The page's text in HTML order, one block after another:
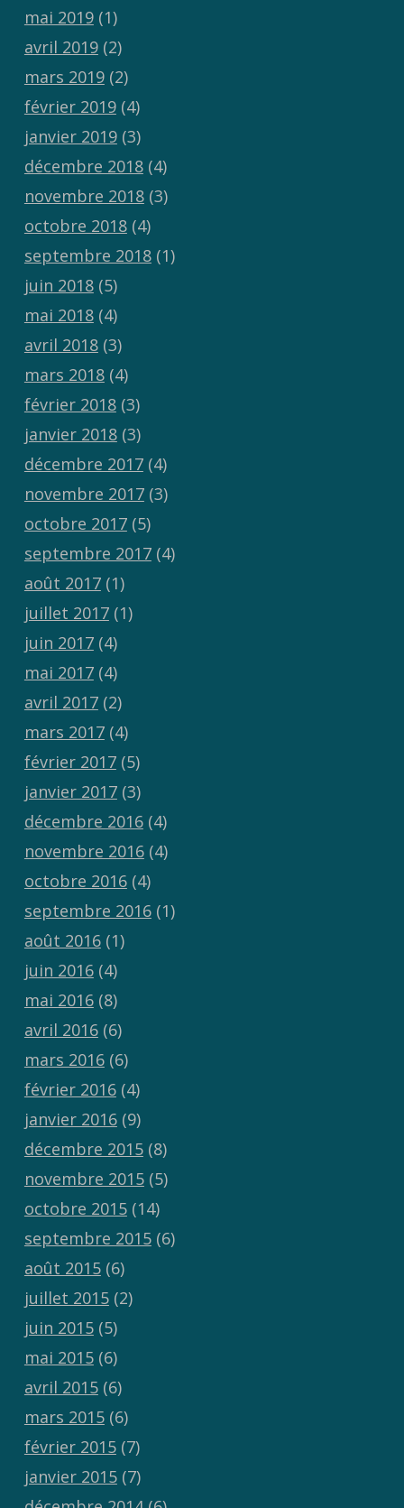
mai 2019(1)
avril 2019(2)
mars 2019(2)
février 2019(4)
janvier 2019(3)
décembre 2018(4)
novembre 2018(3)
octobre 2018(4)
septembre 2018(1)
juin 2018(5)
mai 2018(4)
avril 2018(3)
mars 2018(4)
février 2018(3)
janvier 2018(3)
décembre 2017(4)
novembre 2017(3)
octobre 2017(5)
septembre 2017(4)
août 2017(1)
juillet 2017(1)
juin 2017(4)
mai 2017(4)
avril 2017(2)
mars 2017(4)
février 2017(5)
janvier 2017(3)
décembre 2016(4)
novembre 2016(4)
octobre 2016(4)
septembre 2016(1)
août 2016(1)
juin 2016(4)
mai 2016(8)
avril 2016(6)
mars 2016(6)
février 2016(4)
janvier 2016(9)
décembre 2015(8)
novembre 2015(5)
octobre 2015(14)
septembre 2015(6)
août 2015(6)
juillet 2015(2)
juin 2015(5)
mai 2015(6)
avril 2015(6)
mars 2015(6)
février 2015(7)
janvier 2015(7)